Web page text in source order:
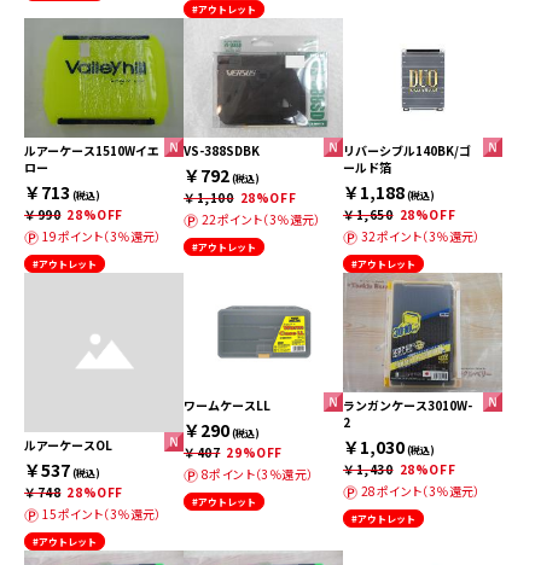
#アウトレット
ルアーケース1510Wイエ
ロー
￥713 (税込)
￥990 28%OFF
19ポイント（3％還元）
#アウトレット
VS-388SDBK
￥792(税込)
￥1,100 28%OFF
22ポイント（3％還元）
#アウトレット
リバーシブル140BK/ゴ
ールド箔
￥1,188(税込)
￥1,650 28%OFF
32ポイント（3％還元）
#アウトレット
ルアーケースOL
￥537(税込)
￥748 28%OFF
15ポイント（3％還元）
#アウトレット
ワームケースLL
￥290(税込)
￥407 29%OFF
8ポイント（3％還元）
#アウトレット
ランガンケース3010W-
2
￥1,030(税込)
￥1,430 28%OFF
28ポイント（3％還元）
#アウトレット